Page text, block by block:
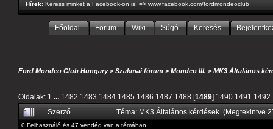
Hírek: Keress minket a Facebook-on is! => www.facebook.com/fordmondeoclub
Főoldal Forum Wiki Súgó Keresés
Ford Mondeo Club Hungary>Szakmai fórum >Mondeo III. >MK3 Általános
Oldalak: 1 ... 1482 1483 1484 1485 1486 1487 1488 [1489] 1490 1491 1492
Szerző
Téma: MK3 Általános kérdések (Megtekintve
0 Felhasználó és 47 vendég van a témában